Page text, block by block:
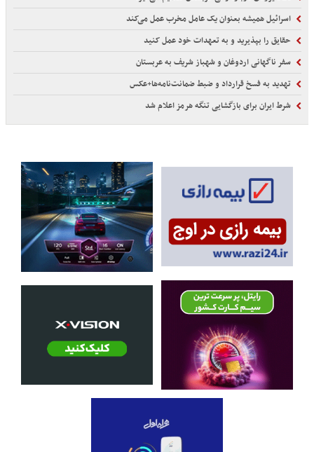
اسرائیل همیشه بعنوان یک عامل مخرب عمل می‌کند
حقایق را بپذیرید و به تعهدات خود عمل کنید
سفر ناگهانی اردوغان و شهباز شریف به عربستان
تهدید به فسخ قرارداد و ضبط ضمانت‌نامه‌ها+عکس
شرط ایران برای بازگشایی تنگه هرمز اعلام شد